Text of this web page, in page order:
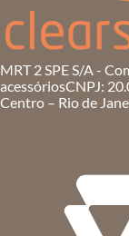
MRT 2 SPE S/A -
acessóriosCNPJ:
Centro – Rio de